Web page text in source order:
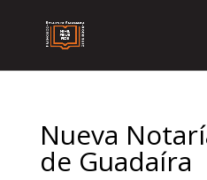
Nueva
de Guadaíra